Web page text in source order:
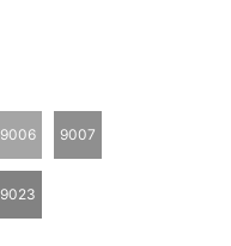
9006 9007
9023